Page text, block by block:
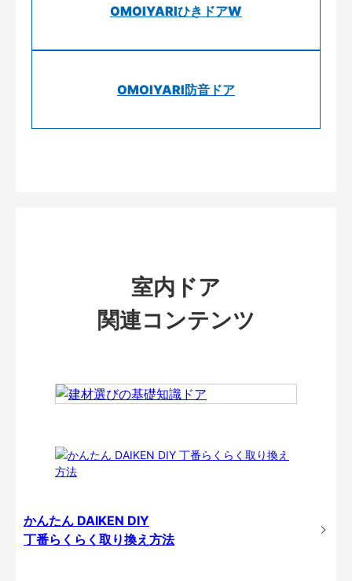
OMOIYARIひきドアW
OMOIYARI防音ドア
室内ドア
関連コンテンツ
かんたん DAIKEN DIY
丁番らくらく取り換え方法